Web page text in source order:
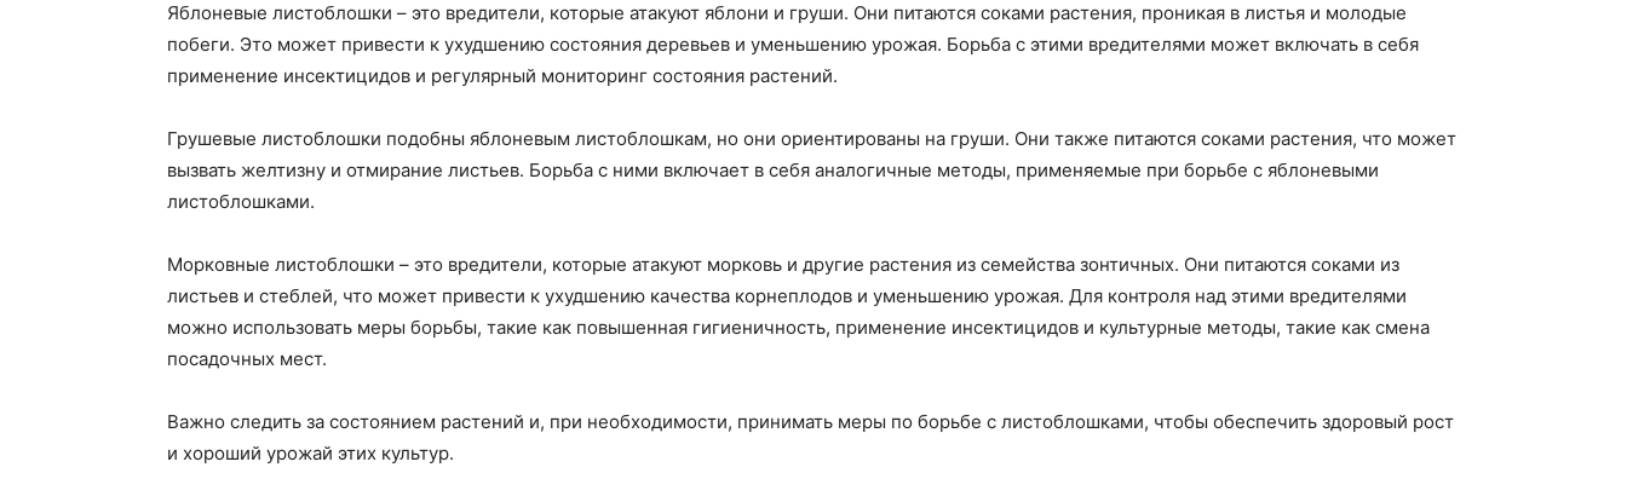
Яблоневые листоблошки – это вредители, которые атакуют яблони и груши. Они питаются соками растения, проникая в листья и молодые
побеги. Это может привести к ухудшению состояния деревьев и уменьшению урожая. Борьба с этими вредителями может включать в себя
применение инсектицидов и регулярный мониторинг состояния растений.
Грушевые листоблошки подобны яблоневым листоблошкам, но они ориентированы на груши. Они также питаются соками растения, что может
вызвать желтизну и отмирание листьев. Борьба с ними включает в себя аналогичные методы, применяемые при борьбе с яблоневыми
листоблошками.
Морковные листоблошки – это вредители, которые атакуют морковь и другие растения из семейства зонтичных. Они питаются соками из
листьев и стеблей, что может привести к ухудшению качества корнеплодов и уменьшению урожая. Для контроля над этими вредителями
можно использовать меры борьбы, такие как повышенная гигиеничность, применение инсектицидов и культурные методы, такие как смена
посадочных мест.
Важно следить за состоянием растений и, при необходимости, принимать меры по борьбе с листоблошками, чтобы обеспечить здоровый рост
и хороший урожай этих культур.